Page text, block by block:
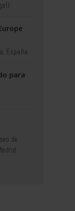
España
para
de